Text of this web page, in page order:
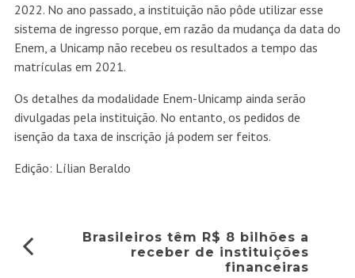
2022. No ano passado, a instituição não pôde utilizar esse
sistema de ingresso porque, em razão da mudança da data do
Enem, a Unicamp não recebeu os resultados a tempo das
matrículas em 2021.
Os detalhes da modalidade Enem-Unicamp ainda serão
divulgadas pela instituição. No entanto, os pedidos de
isenção da taxa de inscrição já podem ser feitos.
Edição: Lílian Beraldo
Brasileiros têm R$ 8 bilhões a
receber de instituições
financeiras